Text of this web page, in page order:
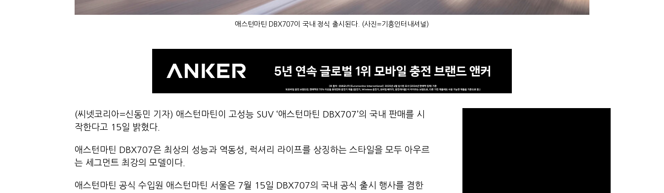
애스턴마틴 DBX707이 국내 정식 출시된다. (사진=기흥인터내셔널)
(씨넷코리아=신동민 기자) 애스턴마틴이 고성능 SUV ‘애스턴마틴 DBX707’의 국내 판매를 시
작한다고 15일 밝혔다.
애스턴마틴 DBX707은 최상의 성능과 역동성, 럭셔리 라이프를 상징하는 스타일을 모두 아우르
는 세그먼트 최강의 모델이다.
애스턴마틴 공식 수입원 애스턴마틴 서울은 7월 15일 DBX707의 국내 공식 출시 행사를 겸한